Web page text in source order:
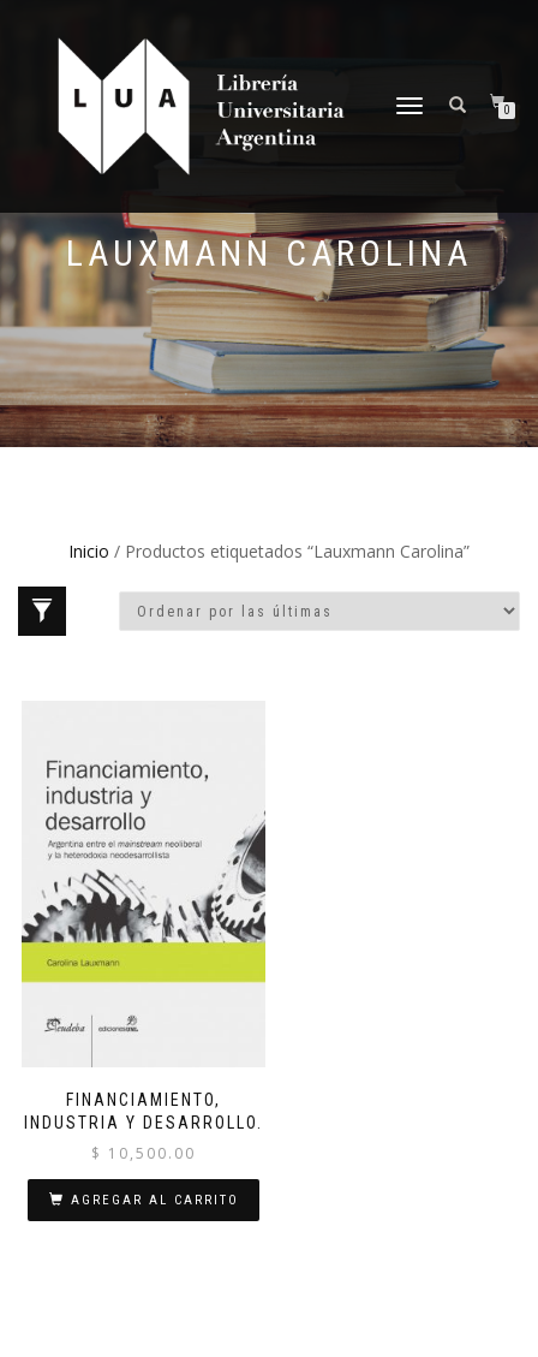
NAVEGACIÓN
0
LAUXMANN CAROLINA
Inicio / Productos etiquetados “Lauxmann Carolina”
FINANCIAMIENTO,
INDUSTRIA Y DESARROLLO.
$ 10,500.00
AGREGAR AL CARRITO